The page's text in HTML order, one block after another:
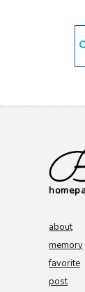
about
memory
favorite
post